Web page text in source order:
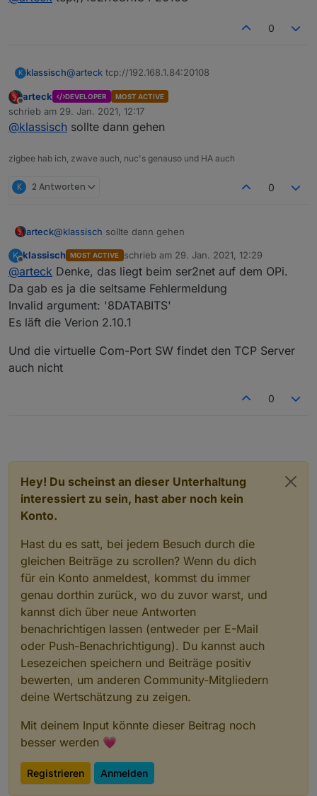
0
K klassisch@arteck tcp://192.168.1.84:20108
Offline
arteck DEVELOPER MOST ACTIVE
schrieb am 29. Jan. 2021, 12:17
zuletzt editiert von
@klassisch sollte dann gehen
zigbee hab ich, zwave auch, nuc's genauso und HA auch
K 2 Antworten 0
arteck@klassisch sollte dann gehen
K
Offline
klassisch MOST ACTIVE schrieb am 29. Jan. 2021, 12:29
zuletzt editiert von
@arteck Denke, das liegt beim ser2net auf dem OPi.
Da gab es ja die seltsame Fehlermeldung
Invalid argument: '8DATABITS'
Es läft die Verion 2.10.1
Und die virtuelle Com-Port SW findet den TCP Server
auch nicht
0
Hey! Du scheinst an dieser Unterhaltung
interessiert zu sein, hast aber noch kein
Konto.
Hast du es satt, bei jedem Besuch durch die
gleichen Beiträge zu scrollen? Wenn du dich
für ein Konto anmeldest, kommst du immer
genau dorthin zurück, wo du zuvor warst, und
kannst dich über neue Antworten
benachrichtigen lassen (entweder per E-Mail
oder Push-Benachrichtigung). Du kannst auch
Lesezeichen speichern und Beiträge positiv
bewerten, um anderen Community-Mitgliedern
deine Wertschätzung zu zeigen.
Mit deinem Input könnte dieser Beitrag noch
besser werden 💗
Registrieren Anmelden